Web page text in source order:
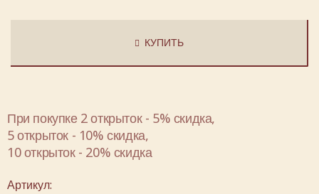
КУПИТЬ
При покупке 2 открыток - 5% скидка,
5 открыток - 10% скидка,
10 открыток - 20% скидка
Артикул: